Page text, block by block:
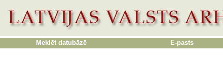
Meklēt datubāzē E-pasts